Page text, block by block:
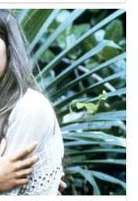
Jerman:
WIB
WIB